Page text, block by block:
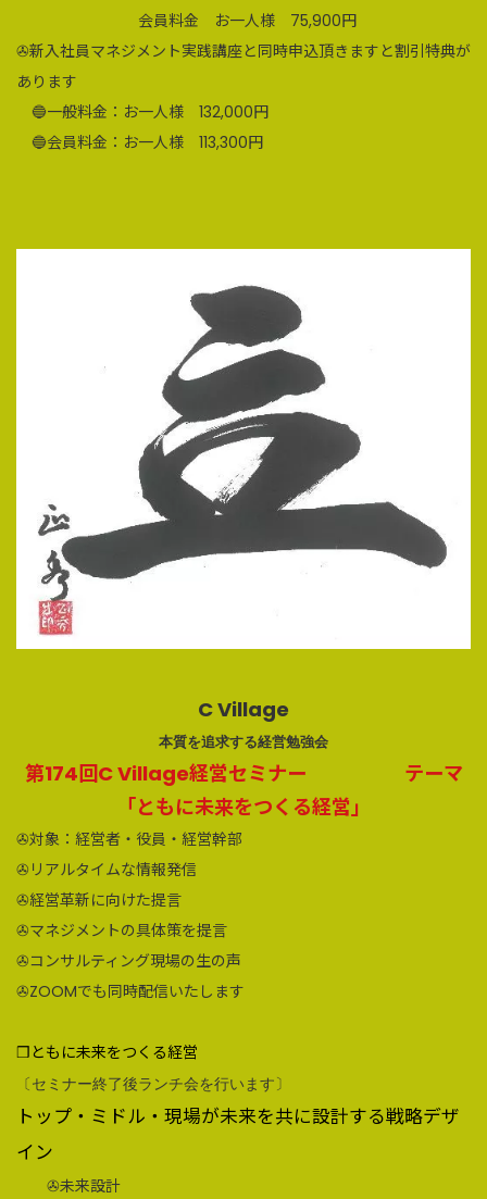
会員料金 お一人様 75,900円
✇新入社員マネジメント実践講座と同時申込頂きますと割引特典が
あります
🔵一般料金：お一人様 132,000円
🔵会員料金：お一人様 113,300円
C Village
本質を追求する経営勉強会
第174回C Village経営セミナー テーマ
「ともに未来をつくる経営」
✇対象：経営者・役員・経営幹部
✇リアルタイムな情報発信
✇経営革新に向けた提言
✇マネジメントの具体策を提言
✇コンサルティング現場の生の声
✇ZOOMでも同時配信いたします
❒ともに未来をつくる経営
〔セミナー終了後ランチ会を行います〕
トップ・ミドル・現場が未来を共に設計する戦略デザ
イン
✇未来設計